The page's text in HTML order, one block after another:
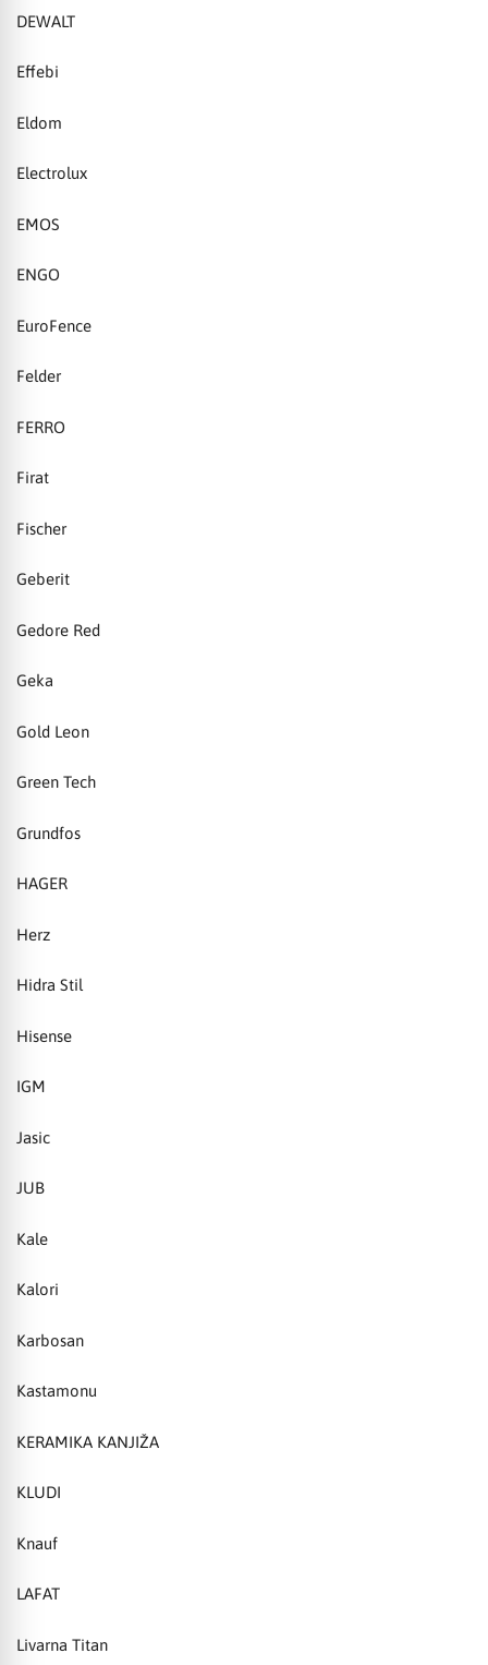
DEWALT
Effebi
Eldom
Electrolux
EMOS
ENGO
EuroFence
Felder
FERRO
Firat
Fischer
Geberit
Gedore Red
Geka
Gold Leon
Green Tech
Grundfos
HAGER
Herz
Hidra Stil
Hisense
IGM
Jasic
JUB
Kale
Kalori
Karbosan
Kastamonu
KERAMIKA KANJIŽA
KLUDI
Knauf
LAFAT
Livarna Titan